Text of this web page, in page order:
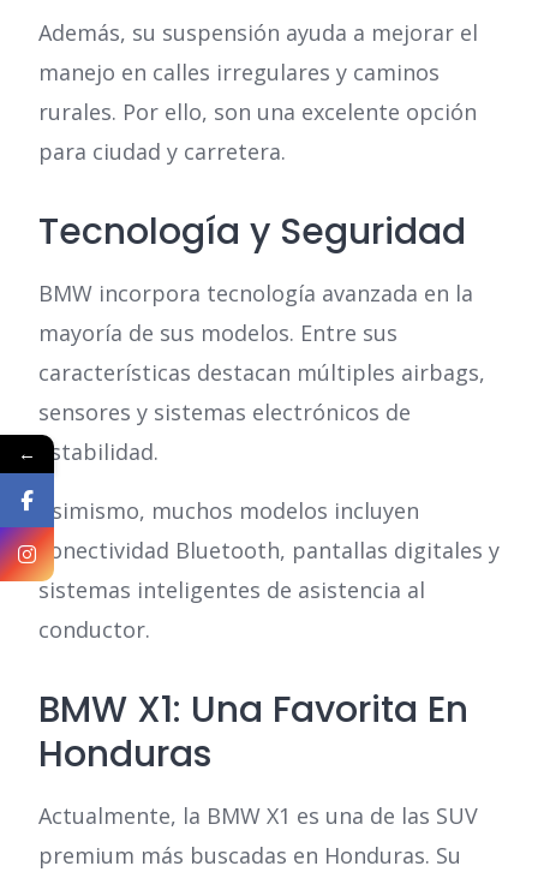
Además, su suspensión ayuda a mejorar el
manejo en calles irregulares y caminos
rurales. Por ello, son una excelente opción
para ciudad y carretera.
Tecnología y Seguridad
BMW incorpora tecnología avanzada en la
mayoría de sus modelos. Entre sus
características destacan múltiples airbags,
sensores y sistemas electrónicos de
estabilidad.
Asimismo, muchos modelos incluyen
conectividad Bluetooth, pantallas digitales y
sistemas inteligentes de asistencia al
conductor.
BMW X1: Una Favorita En
Honduras
Actualmente, la BMW X1 es una de las SUV
premium más buscadas en Honduras. Su
←